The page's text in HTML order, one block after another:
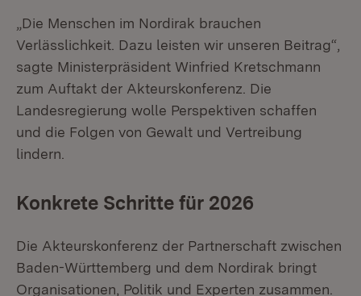
„Die Menschen im Nordirak brauchen
Verlässlichkeit. Dazu leisten wir unseren Beitrag“,
sagte Ministerpräsident Winfried Kretschmann
zum Auftakt der Akteurskonferenz. Die
Landesregierung wolle Perspektiven schaffen
und die Folgen von Gewalt und Vertreibung
lindern.
Konkrete Schritte für 2026
Die Akteurskonferenz der Partnerschaft zwischen
Baden-Württemberg und dem Nordirak bringt
Organisationen, Politik und Experten zusammen.